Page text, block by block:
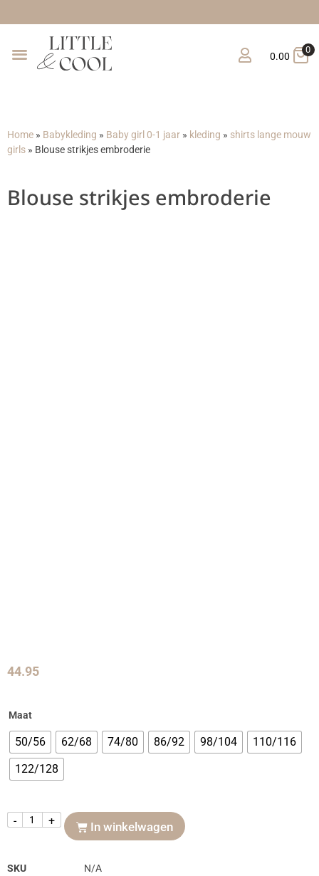
0.00
0
Home » Babykleding » Baby girl 0-1 jaar » kleding » shirts lange mouw
girls » Blouse strikjes embroderie
Blouse strikjes embroderie
44.95
Maat
50/56 62/68 74/80 86/92 98/104
110/116
122/128
- + In winkelwagen
SKU
N/A